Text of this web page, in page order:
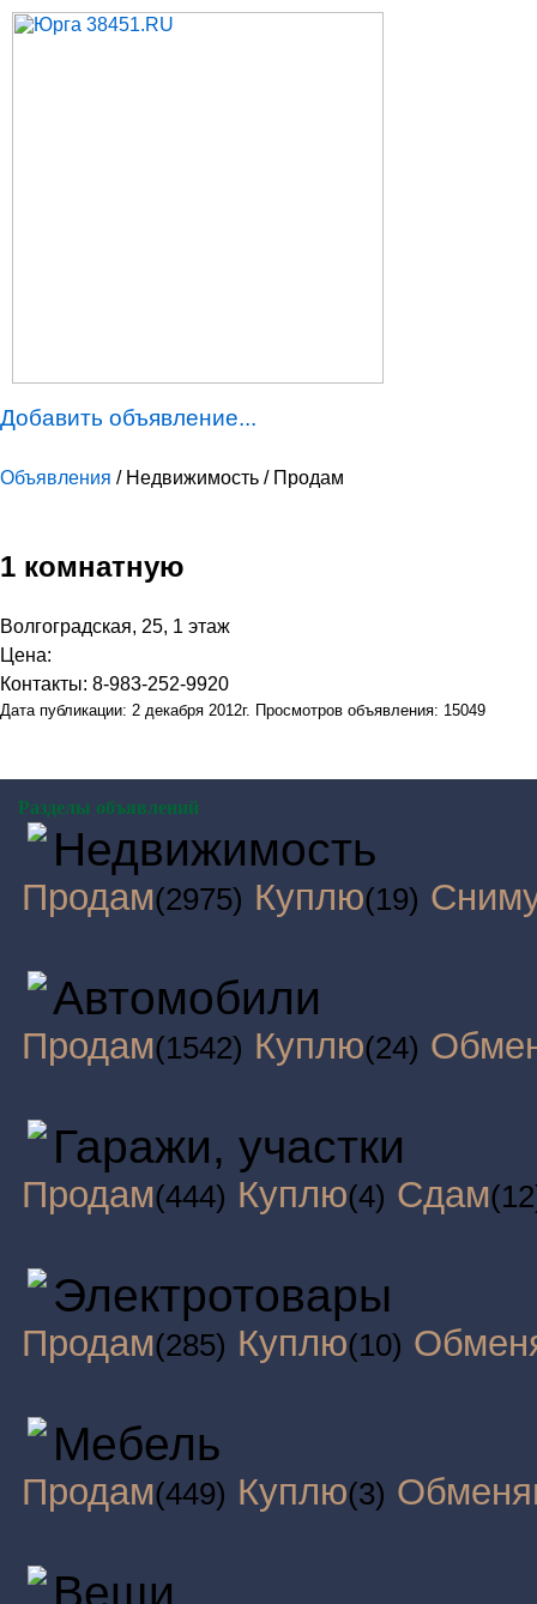
Добавить объявление...
Объявления / Недвижимость / Продам
1 комнатную
Волгоградская, 25, 1 этаж
Цена:
Контакты: 8-983-252-9920
Дата публикации: 2 декабря 2012г. Просмотров объявления: 15049
Разделы объявлений
Недвижимость
Продам(2975) Куплю(19)
Автомобили
Продам(1542) Куплю(24)
Гаражи, участки
Продам(444) Куплю(4) Сдам
Электротовары
Продам(285) Куплю(10)
Мебель
Продам(449) Куплю(3)
Вещи